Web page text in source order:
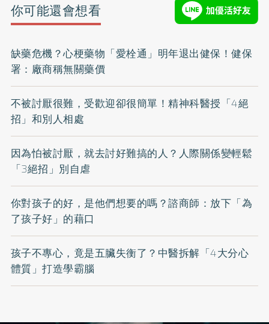
你可能還會想看
缺藥危機？心梗藥物「愛栓通」明年退出健保！健保
署：廠商稱無關藥價
不被討厭很難，受歡迎卻很簡單！精神科醫授「4絕
招」和別人相處
因為怕被討厭，就去討好難搞的人？人際關係變輕鬆
「3絕招」別自虐
你對孩子的好，是他們想要的嗎？諮商師：放下「為
了孩子好」的藉口
孩子不專心，竟是五臟失衡了？中醫拆解「4大分心
體質」打造學霸腦